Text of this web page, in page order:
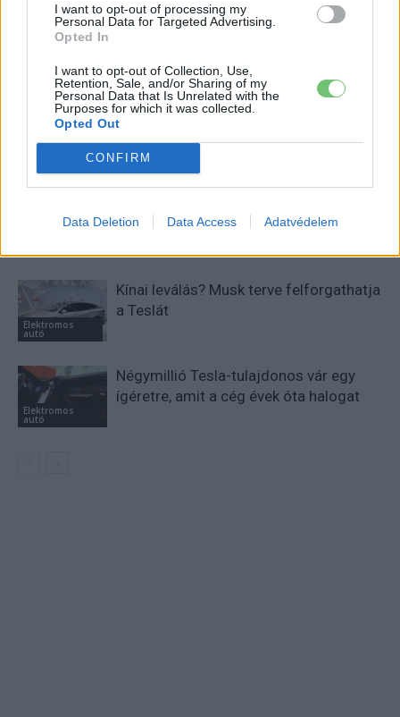
I want to opt-out of processing my
Personal Data for Targeted Advertising.
Opted In
I want to opt-out of Collection, Use,
Retention, Sale, and/or Sharing of my
Personal Data that Is Unrelated with the
Purposes for which it was collected.
Opted Out
CONFIRM
Data Deletion Data Access Adatvédelem
Elektromos
Tesla: visszatért a régi árazás a magyar
Csúcsidőn kívül 80 Ft/kWh,
csúcsidőben 200 Ft/kWh: így alakul át a
Tesla töltési árazása Magyarországon
de valami elromlott közben
Elektromos
autó
Kínai leválás? Musk terve felforgathatja
a Teslát
Elektromos
autó
Négymillió Tesla-tulajdonos vár egy
ígéretre, amit a cég évek óta halogat